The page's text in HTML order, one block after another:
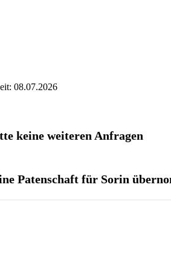
08.07.2026
keine weiteren Anfragen
Patenschaft für Sorin